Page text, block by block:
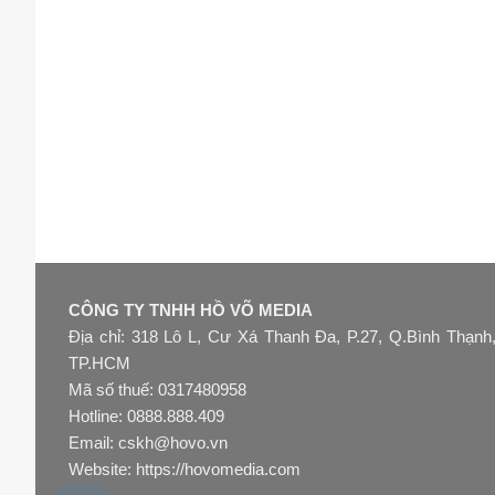
CÔNG TY TNHH HỒ VÕ MEDIA
Địa chỉ: 318 Lô L, Cư Xá Thanh Đa, P.27, Q.Bình Thạnh,
TP.HCM
Mã số thuế: 0317480958
Hotline: 0888.888.409
Email: cskh@hovo.vn
Website: https://hovomedia.com